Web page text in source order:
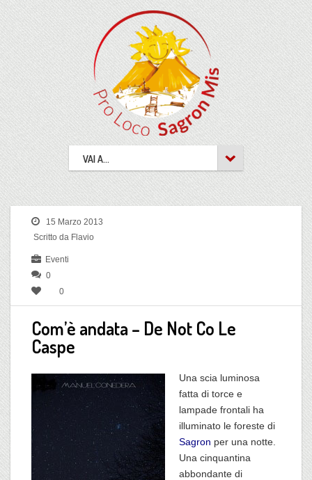
VAI A...
15 Marzo 2013
Scritto da Flavio
Eventi
0
0
Com’è andata – De Not Co Le
Caspe
Una scia luminosa
fatta di torce e
lampade frontali ha
illuminato le foreste di
Sagron per una notte.
Una cinquantina
abbondante di